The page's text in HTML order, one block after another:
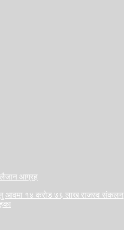
लैजान आग्रह
आवमा १४ करोड ७६ लाख राजस्व संकलन